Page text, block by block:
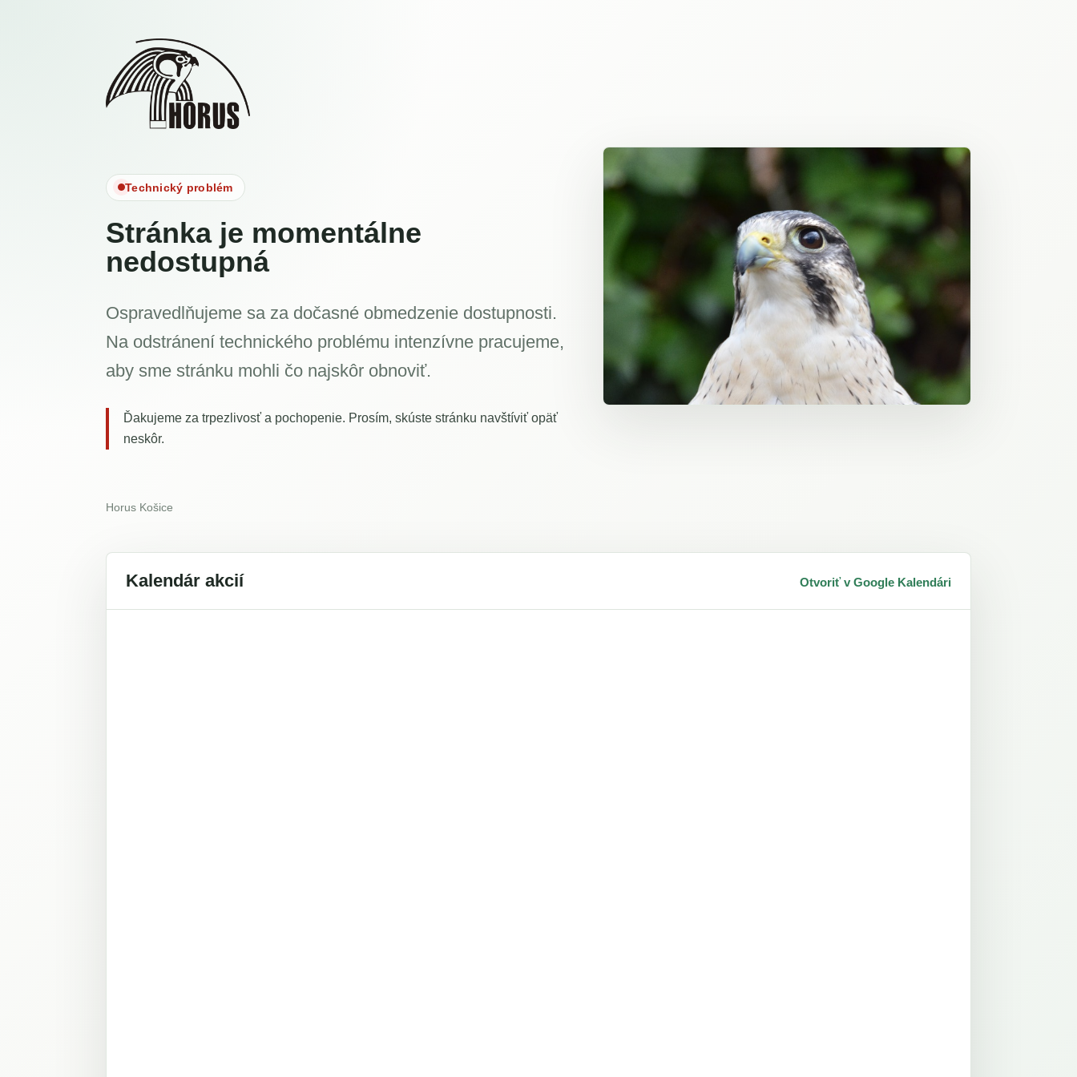
Technický problém
Stránka je momentálne
nedostupná
Ospravedlňujeme sa za dočasné obmedzenie dostupnosti.
Na odstránení technického problému intenzívne pracujeme,
aby sme stránku mohli čo najskôr obnoviť.
Ďakujeme za trpezlivosť a pochopenie. Prosím, skúste stránku navštíviť opäť
neskôr.
Horus Košice
Kalendár akcií Otvoriť v Google Kalendári